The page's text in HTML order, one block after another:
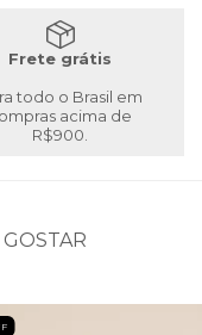
Frete grátis
todo o Brasil em
acima de
R$900.